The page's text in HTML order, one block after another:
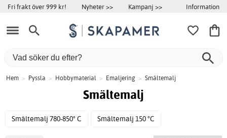
Fri frakt över 999 kr! Nyheter >> Kampanj >> Information
Hem > Pyssla > Hobbymaterial > Emaljering > Smältemalj
Smältemalj
Smältemalj 780-850° C Smältemalj 150 °C